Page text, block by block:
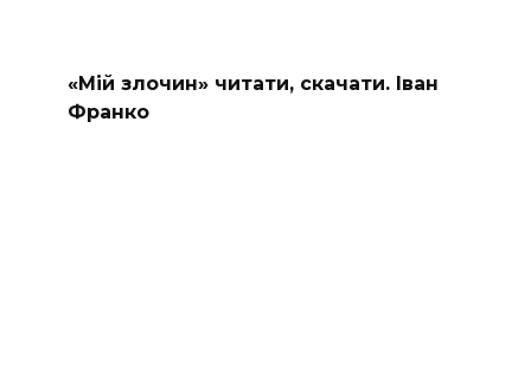
«Мій злочин» читати, скачати. Іван
Франко